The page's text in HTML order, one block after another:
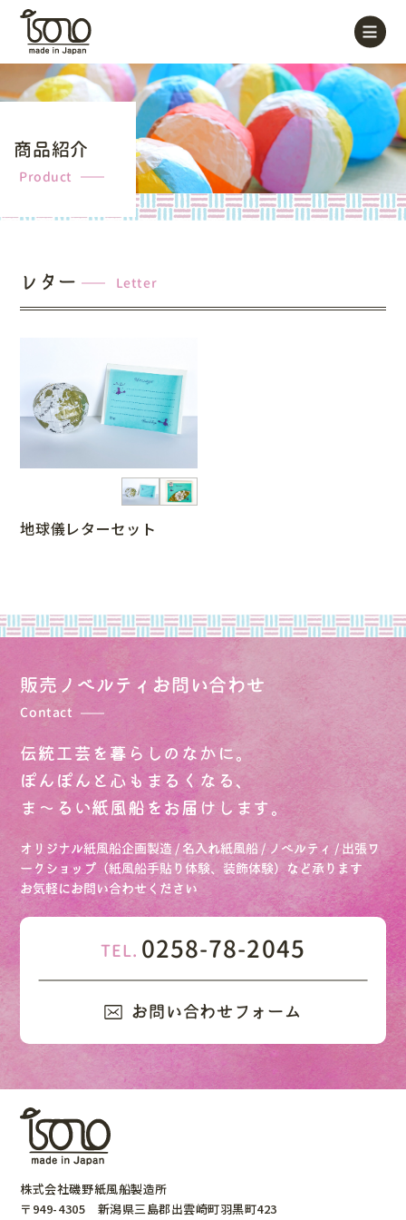
商品紹介
Product
レター Letter
地球儀レターセット
Contact
販売ノベルティ お問い合わせ
伝統工芸を暮らしのなかに。
ぽんぽんと心もまるくなる、
ま～るい紙風船をお届けします。
オリジナル紙風船企画製造 / 名入れ紙風船 / ノベルティ / 出張ワ
ークショップ（紙風船手貼り体験、装飾体験）など承ります
お気軽にお問い合わせください
TEL. 0258-78-2045
お問い合わせフォーム
株式会社磯野紙風船製造所
〒949-4305 新潟県三島郡出雲崎町羽黒町423